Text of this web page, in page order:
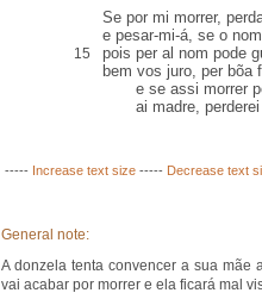
Se por mi morrer,
e pesar-mi-á, se o
15
pois per al nom pode
bem vos juro, per bõa
e se assi morrer
ai madre, perderei
----- Increase text size ----- Decrease text
General note:
A donzela tenta convencer a sua mãe
vai acabar por morrer e ela ficará mal